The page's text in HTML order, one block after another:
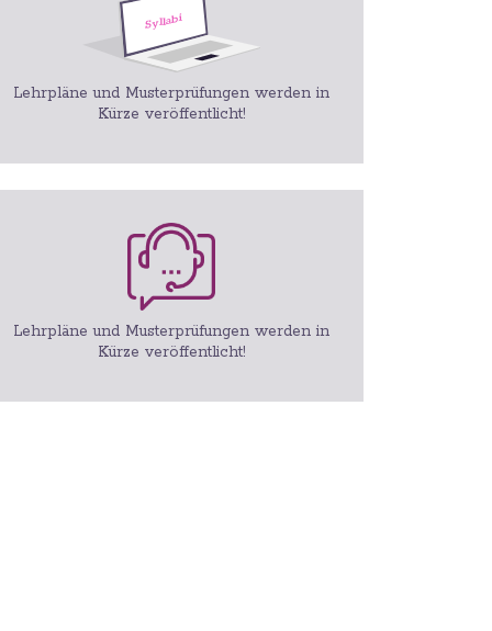
Lehrpläne und Musterprüfungen werden in
Kürze veröffentlicht!
Lehrpläne und Musterprüfungen werden in
Kürze veröffentlicht!